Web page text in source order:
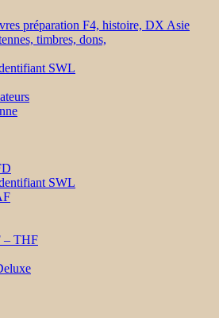
préparation F4, histoire, DX Asie
timbres, dons,
SWL
SWL
– THF